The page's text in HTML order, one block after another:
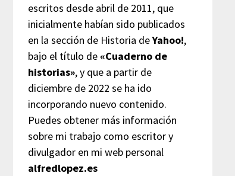
escritos desde abril de 2011, que
inicialmente habían sido publicados
en la sección de Historia deYahoo!,
bajo el título de «Cuaderno de
historias», y que a partir de
diciembre de 2022 se ha ido
incorporando nuevo contenido.
Puedes obtener más información
sobre mi trabajo como escritor y
divulgador en mi web personal
alfredlopez.es